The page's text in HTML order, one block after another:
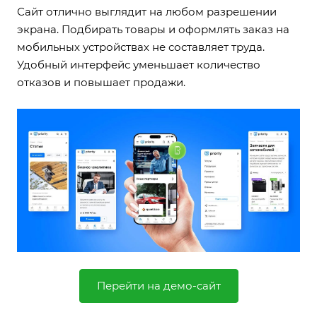
Сайт отлично выглядит на любом разрешении
экрана. Подбирать товары и оформлять заказ на
мобильных устройствах не составляет труда.
Удобный интерфейс уменьшает количество
отказов и повышает продажи.
Перейти на демо-сайт